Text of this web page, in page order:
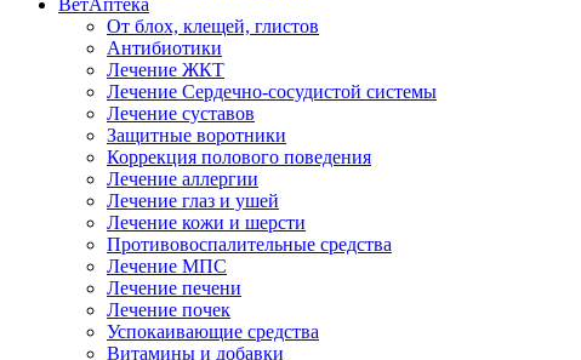
ВетАптека
От блох, клещей, глистов
Антибиотики
Лечение ЖКТ
Лечение Сердечно-сосудистой системы
Лечение суставов
Защитные воротники
Коррекция полового поведения
Лечение аллергии
Лечение глаз и ушей
Лечение кожи и шерсти
Противовоспалительные средства
Лечение МПС
Лечение печени
Лечение почек
Успокаивающие средства
Витамины и добавки